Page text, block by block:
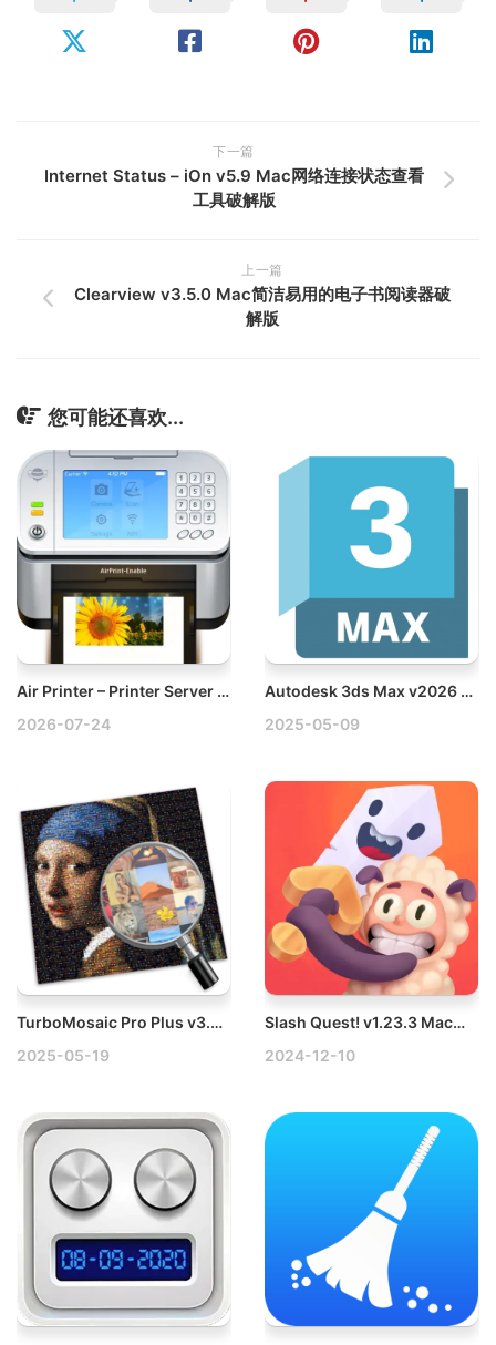
下一篇
Internet Status – iOn v5.9 Mac网络连接状态查看
工具破解版
上一篇
Clearview v3.5.0 Mac简洁易用的电子书阅读器破
解版
您可能还喜欢...
Air Printer – Printer Server v6.7.9 Mac虚拟共享打印机
2026-07-24
Autodesk 3ds Max v2026 Win三维建模多语言破解版
2025-05-09
TurboMosaic Pro Plus v3.6.10 Mac蒙太奇马赛克图片制作工具破解版
2025-05-19
Slash Quest! v1.23.3 Mac光剑小骑士
2024-12-10